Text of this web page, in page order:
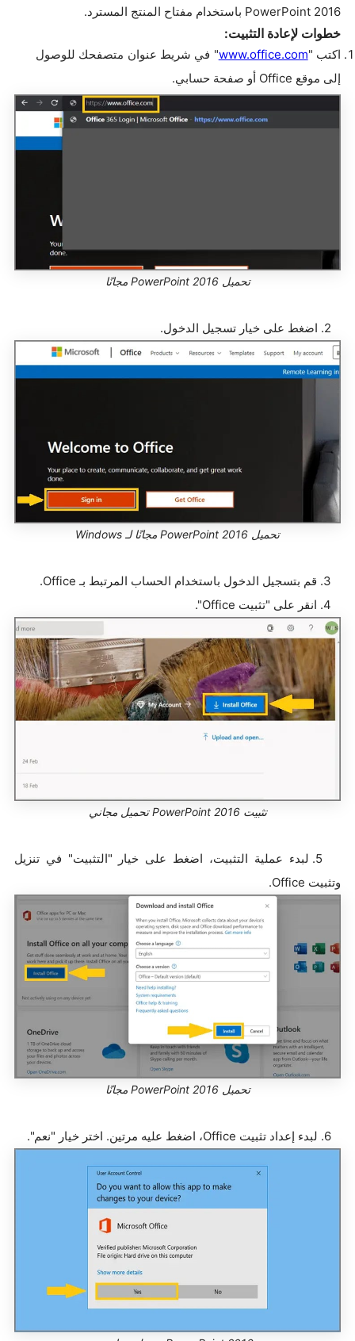
PowerPoint 2016 باستخدام مفتاح المنتج المسترد.
خطوات لإعادة التثبيت:
اكتب "www.office.com" في شريط عنوان متصفحك للوصول
إلى موقع Office أو صفحة حسابي.
تحميل PowerPoint 2016 مجانًا
تحميل PowerPoint 2016 مجانًا لـ Windows
تثبيت PowerPoint 2016 تحميل مجاني
5. لبدء عملية التثبيت، اضغط على خيار "التثبيت" في تنزيل
وتثبيت Office.
تحميل PowerPoint 2016 مجانًا